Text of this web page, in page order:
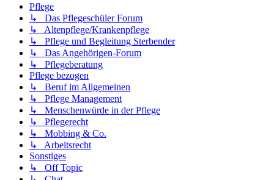
Pflege
↳ Das Pflegeschüler Forum
↳ Altenpflege/Krankenpflege
↳ Pflege und Begleitung Sterbender
↳ Das Angehörigen-Forum
↳ Pflegeberatung
Pflege bezogen
↳ Beruf im Allgemeinen
↳ Pflege Management
↳ Menschenwürde in der Pflege
↳ Pflegerecht
↳ Mobbing & Co.
↳ Arbeitsrecht
Sonstiges
↳ Off Topic